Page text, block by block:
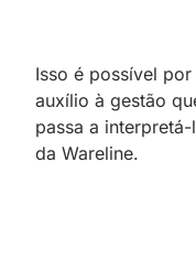
Isso é possível
auxílio à gestão
passa a
da Wareline.